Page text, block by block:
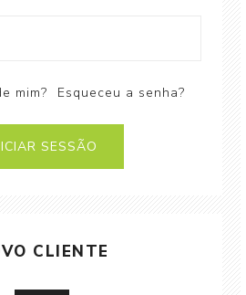
mim? Esqueceu a senha?
CLIENTE